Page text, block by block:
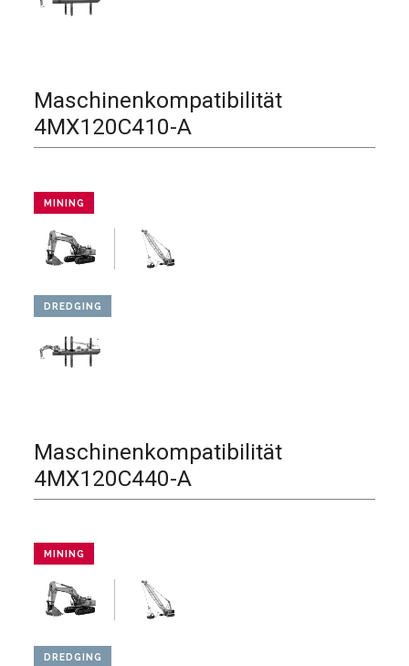
Maschinenkompatibilität
4MX120C410-A
MINING
DREDGING
Maschinenkompatibilität
4MX120C440-A
MINING
DREDGING